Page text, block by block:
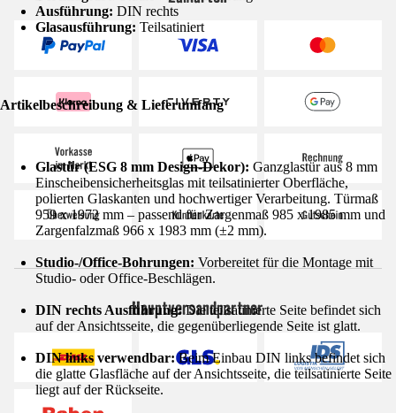
Ausführung: DIN rechts
Glasausführung: Teilsatiniert
Artikelbeschreibung & Lieferumfang
Glastür (ESG 8 mm Design-Dekor): Ganzglastür aus 8 mm
Einscheibensicherheitsglas mit teilsatinierter Oberfläche,
polierten Glaskanten und hochwertiger Verarbeitung. Türmaß
959 x 1972 mm – passend für Zargenmaß 985 x 1985 mm und
Zargenfalzmaß 966 x 1983 mm (±2 mm).
Studio-/Office-Bohrungen: Vorbereitet für die Montage mit
Studio- oder Office-Beschlägen.
DIN rechts Ausführung:Die teilsatinierte Seite befindet sich
auf der Ansichtsseite, die gegenüberliegende Seite ist glatt.
DIN links verwendbar:Beim Einbau DIN links befindet sich
die glatte Glasfläche auf der Ansichtsseite, die teilsatinierte Seite
liegt auf der Rückseite.
Hauptversandpartner